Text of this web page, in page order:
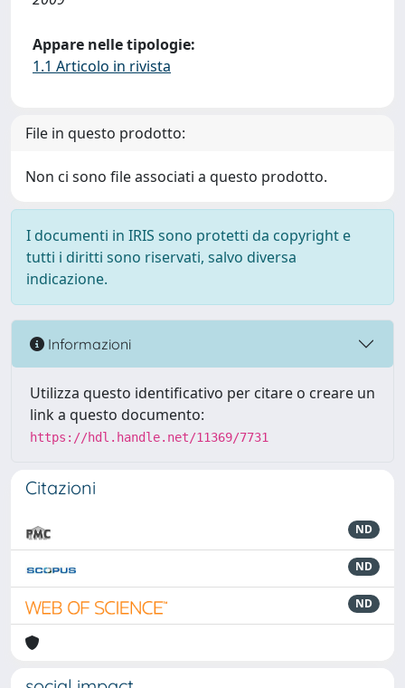
Appare nelle tipologie:
1.1 Articolo in rivista
File in questo prodotto:
Non ci sono file associati a questo prodotto.
I documenti in IRIS sono protetti da copyright e
tutti i diritti sono riservati, salvo diversa
indicazione.
Informazioni
Utilizza questo identificativo per citare o creare un
link a questo documento:
https://hdl.handle.net/11369/7731
Citazioni
ND
ND
ND